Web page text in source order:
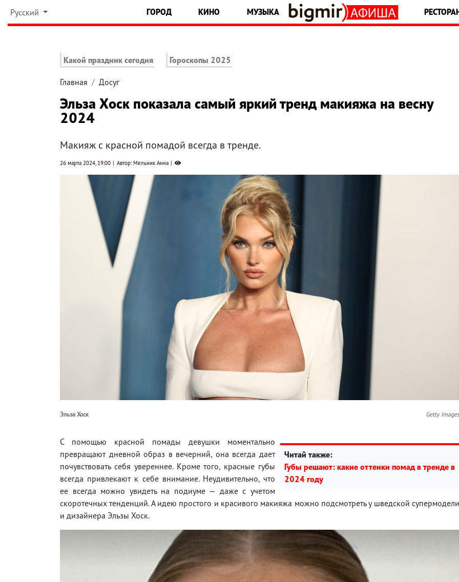
Русский ГОРОД КИНО МУЗЫКА
Какой праздник сегодня Гороскопы 2025
Главная Досуг
Эльза Хоск показала самый яркий тренд макияжа на весну
2024
Макияж с красной помадой всегда в тренде.
26 марта 2024, 19:00 Автор: Мельник Анна
Эльза Хоск Getty Images
Читай также:
Губы решают: какие оттенки помад в тренде в
2024 году
С помощью красной помады девушки моментально
превращают дневной образ в вечерний, она всегда дает
почувствовать себя увереннее. Кроме того, красные губы
всегда привлекают к себе внимание. Неудивительно, что
ее всегда можно увидеть на подиуме — даже с учетом
скоротечных тенденций. А идею простого и красивого макияжа можно подсмотреть у шведской супермодели
и дизайнера Эльзы Хоск.